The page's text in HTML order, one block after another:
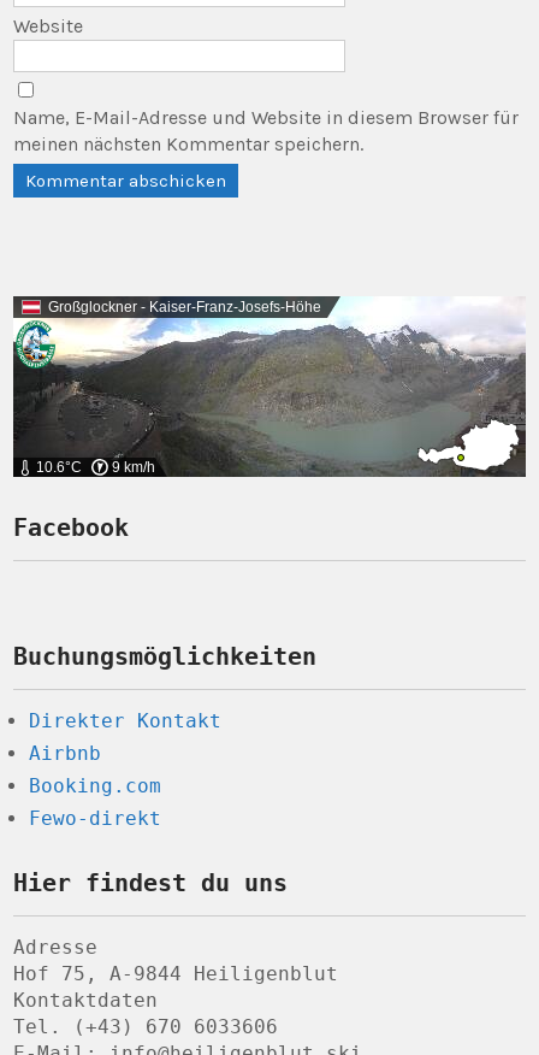
Website
Name, E-Mail-Adresse und Website in diesem Browser für
meinen nächsten Kommentar speichern.
Großglockner - Kaiser-Franz-Josefs-Höhe
10.6°C 9 km/h
Facebook
Buchungsmöglichkeiten
Direkter Kontakt
Airbnb
Booking.com
Fewo-direkt
Hier findest du uns
Adresse
Hof 75, A-9844 Heiligenblut
Kontaktdaten
Tel. (+43) 670 6033606